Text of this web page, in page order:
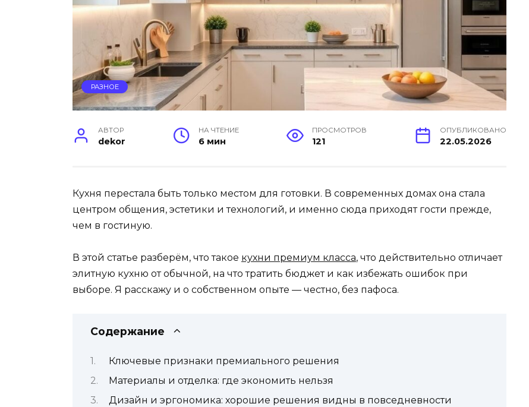
РАЗНОЕ
АВТОР
dekor
НА ЧТЕНИЕ
6 мин
ПРОСМОТРОВ
121
ОПУБЛИКОВАНО
22.05.2026
Кухня перестала быть только местом для готовки. В современных домах она стала
центром общения, эстетики и технологий, и именно сюда приходят гости прежде,
чем в гостиную.
В этой статье разберём, что такое кухни премиум класса, что действительно отличает
элитную кухню от обычной, на что тратить бюджет и как избежать ошибок при
выборе. Я расскажу и о собственном опыте — честно, без пафоса.
Содержание
Ключевые признаки премиального решения
Материалы и отделка: где экономить нельзя
Дизайн и эргономика: хорошие решения видны в повседневности